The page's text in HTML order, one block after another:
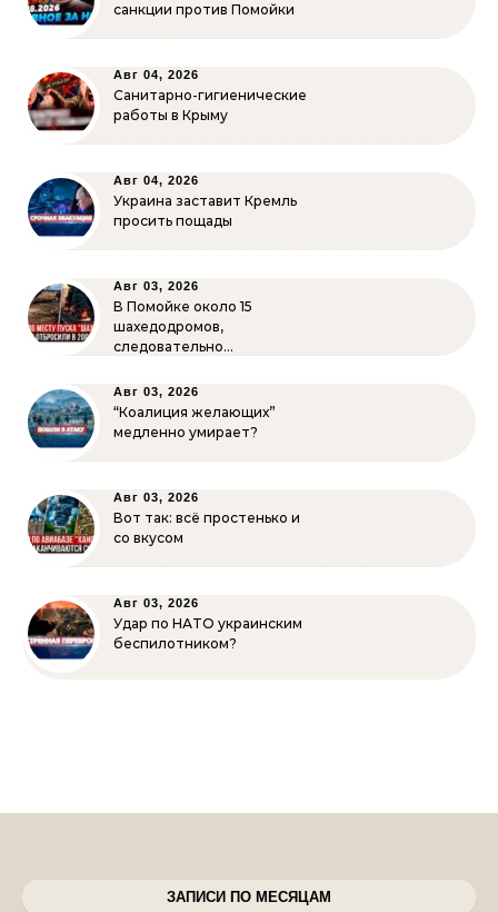
санкции против Помойки
Авг 04, 2026
Санитарно-гигиенические
работы в Крыму
Авг 04, 2026
Украина заставит Кремль
просить пощады
Авг 03, 2026
В Помойке около 15
шахедодромов,
следовательно…
Авг 03, 2026
“Коалиция желающих”
медленно умирает?
Авг 03, 2026
Вот так: всё простенько и
со вкусом
Авг 03, 2026
Удар по НАТО украинским
беспилотником?
ЗАПИСИ ПО МЕСЯЦАМ